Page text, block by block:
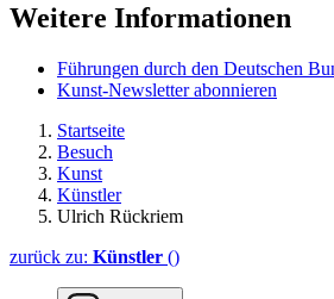
Weitere Informationen
Führungen durch den Deutschen
Kunst-Newsletter abonnieren
Startseite
Besuch
Kunst
Künstler
Ulrich Rückriem
zurück zu: Künstler ()